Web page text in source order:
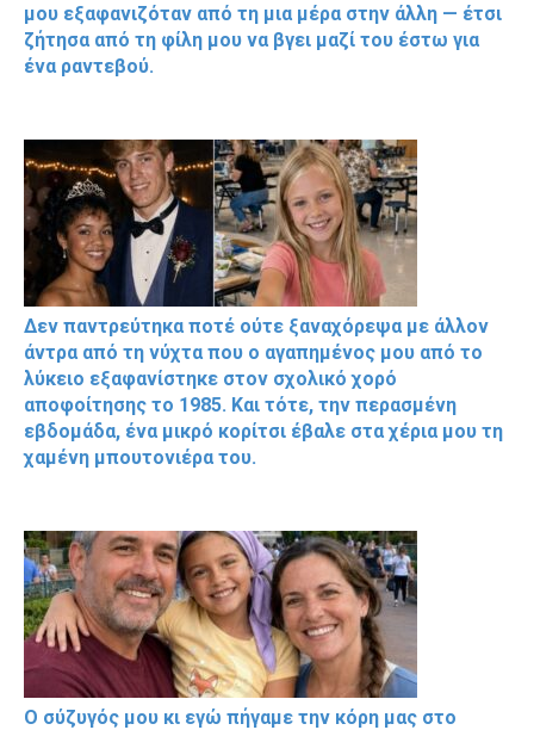
μου εξαφανιζόταν από τη μια μέρα στην άλλη — έτσι
ζήτησα από τη φίλη μου να βγει μαζί του έστω για
ένα ραντεβού.
Δεν παντρεύτηκα ποτέ ούτε ξαναχόρεψα με άλλον
άντρα από τη νύχτα που ο αγαπημένος μου από το
λύκειο εξαφανίστηκε στον σχολικό χορό
αποφοίτησης το 1985. Και τότε, την περασμένη
εβδομάδα, ένα μικρό κορίτσι έβαλε στα χέρια μου τη
χαμένη μπουτονιέρα του.
Ο σύζυγός μου κι εγώ πήγαμε την κόρη μας στο